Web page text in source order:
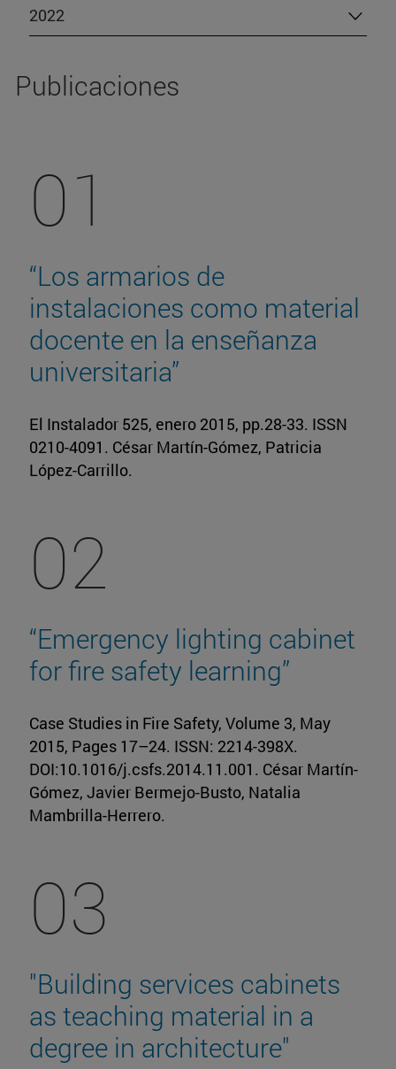
2022
Publicaciones
01
“Los armarios de
instalaciones como material
docente en la enseñanza
universitaria”
El Instalador 525, enero 2015, pp.28-33. ISSN
0210-4091. César Martín-Gómez, Patricia
López-Carrillo.
02
“Emergency lighting cabinet
for fire safety learning”
Case Studies in Fire Safety, Volume 3, May
2015, Pages 17–24. ISSN: 2214-398X.
DOI:10.1016/j.csfs.2014.11.001. César Martín-
Gómez, Javier Bermejo-Busto, Natalia
Mambrilla-Herrero.
03
"Building services cabinets
as teaching material in a
degree in architecture"